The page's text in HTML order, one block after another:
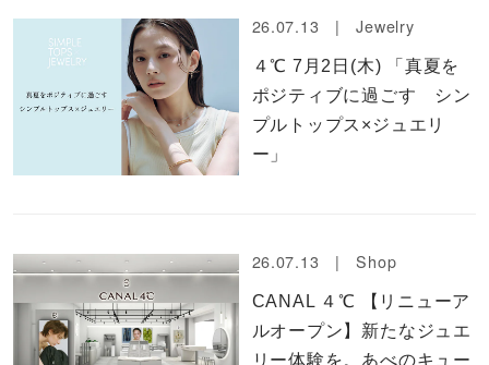
26.07.13 |Jewelry
４℃ 7月2日(木) 「真夏を
ポジティブに過ごす シン
プルトップス×ジュエリ
ー」
26.07.13 |Shop
CANAL ４℃ 【リニューア
ルオープン】新たなジュエ
リー体験を。あべのキュー